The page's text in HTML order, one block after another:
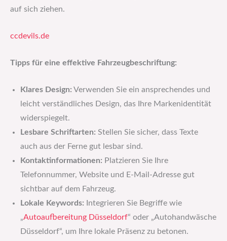
auf sich ziehen.
ccdevils.de
Tipps für eine effektive Fahrzeugbeschriftung:
Klares Design: Verwenden Sie ein ansprechendes und
leicht verständliches Design, das Ihre Markenidentität
widerspiegelt.
Lesbare Schriftarten: Stellen Sie sicher, dass Texte
auch aus der Ferne gut lesbar sind.
Kontaktinformationen: Platzieren Sie Ihre
Telefonnummer, Website und E-Mail-Adresse gut
sichtbar auf dem Fahrzeug.
Lokale Keywords: Integrieren Sie Begriffe wie
„Autoaufbereitung Düsseldorf“ oder „Autohandwäsche
Düsseldorf“, um Ihre lokale Präsenz zu betonen.